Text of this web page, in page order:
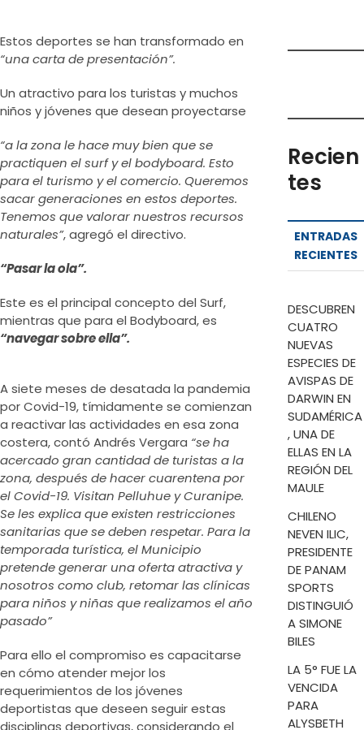
Estos deportes se han transformado en
“una carta de presentación”.
Un atractivo para los turistas y muchos
niños y jóvenes que desean proyectarse
“a la zona le hace muy bien que se
practiquen el surf y el bodyboard. Esto
para el turismo y el comercio. Queremos
sacar generaciones en estos deportes.
Tenemos que valorar nuestros recursos
naturales”, agregó el directivo.
“Pasar la ola”.
Este es el principal concepto del Surf,
mientras que para el Bodyboard, es
“navegar sobre ella”.
A siete meses de desatada la pandemia
por Covid-19, tímidamente se comienzan
a reactivar las actividades en esa zona
costera, contó Andrés Vergara “se ha
acercado gran cantidad de turistas a la
zona, después de hacer cuarentena por
el Covid-19. Visitan Pelluhue y Curanipe.
Se les explica que existen restricciones
sanitarias que se deben respetar. Para la
temporada turística, el Municipio
pretende generar una oferta atractiva y
nosotros como club, retomar las clínicas
para niños y niñas que realizamos el año
pasado”
Para ello el compromiso es capacitarse
en cómo atender mejor los
requerimientos de los jóvenes
deportistas que deseen seguir estas
disciplinas deportivas, considerando el
Recien
tes
ENTRADAS
RECIENTES
DESCUBREN
CUATRO
NUEVAS
ESPECIES DE
AVISPAS DE
DARWIN EN
SUDAMÉRICA
, UNA DE
ELLAS EN LA
REGIÓN DEL
MAULE
CHILENO
NEVEN ILIC,
PRESIDENTE
DE PANAM
SPORTS
DISTINGUIÓ
A SIMONE
BILES
LA 5° FUE LA
VENCIDA
PARA
ALYSBETH